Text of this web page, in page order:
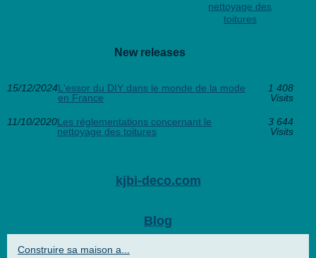
nettoyage des
toitures
New releases
15/12/2024L'essor du DIY dans le monde de la mode
en France
1 408
Visits
11/10/2020Les réglementations concernant le
nettoyage des toitures
3 644
Visits
kjbi-deco.com
Blog
Construire sa maison a...